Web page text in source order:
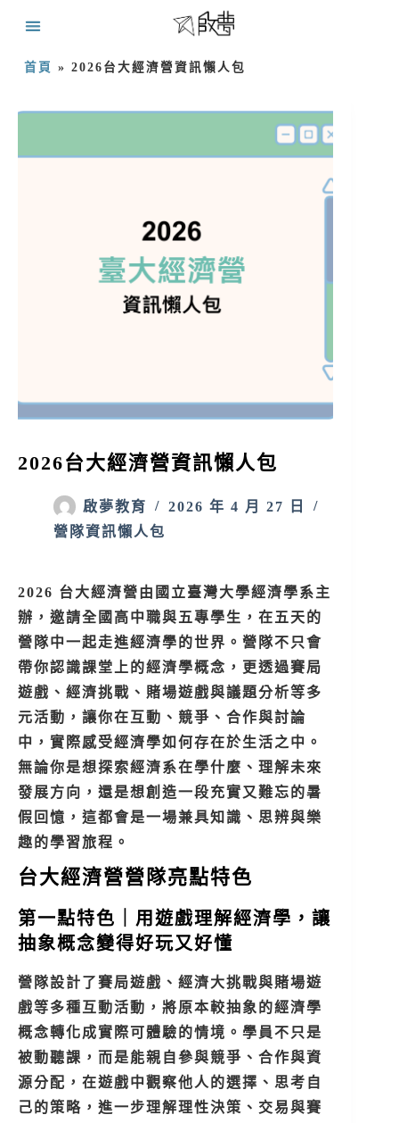
首頁 » 2026台大經濟營資訊懶人包
2026台大經濟營資訊懶人包
啟夢教育
2026 年 4 月 27 日
營隊資訊懶人包
2026 台大經濟營由國立臺灣大學經濟學系主
辦，邀請全國高中職與五專學生，在五天的
營隊中一起走進經濟學的世界。營隊不只會
帶你認識課堂上的經濟學概念，更透過賽局
遊戲、經濟挑戰、賭場遊戲與議題分析等多
元活動，讓你在互動、競爭、合作與討論
中，實際感受經濟學如何存在於生活之中。
無論你是想探索經濟系在學什麼、理解未來
發展方向，還是想創造一段充實又難忘的暑
假回憶，這都會是一場兼具知識、思辨與樂
趣的學習旅程。
台大經濟營營隊亮點特色
第一點特色｜用遊戲理解經濟學，讓
抽象概念變得好玩又好懂
營隊設計了賽局遊戲、經濟大挑戰與賭場遊
戲等多種互動活動，將原本較抽象的經濟學
概念轉化成實際可體驗的情境。學員不只是
被動聽課，而是能親自參與競爭、合作與資
源分配，在遊戲中觀察他人的選擇、思考自
己的策略，進一步理解理性決策、交易與賽